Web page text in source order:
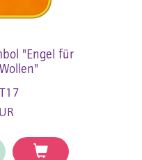
"Engel für